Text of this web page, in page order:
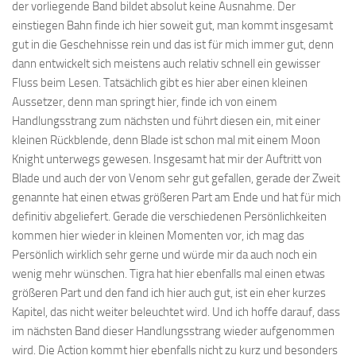
der vorliegende Band bildet absolut keine Ausnahme. Der
einstiegen Bahn finde ich hier soweit gut, man kommt insgesamt
gut in die Geschehnisse rein und das ist für mich immer gut, denn
dann entwickelt sich meistens auch relativ schnell ein gewisser
Fluss beim Lesen. Tatsächlich gibt es hier aber einen kleinen
Aussetzer, denn man springt hier, finde ich von einem
Handlungsstrang zum nächsten und führt diesen ein, mit einer
kleinen Rückblende, denn Blade ist schon mal mit einem Moon
Knight unterwegs gewesen. Insgesamt hat mir der Auftritt von
Blade und auch der von Venom sehr gut gefallen, gerade der Zweit
genannte hat einen etwas größeren Part am Ende und hat für mich
definitiv abgeliefert. Gerade die verschiedenen Persönlichkeiten
kommen hier wieder in kleinen Momenten vor, ich mag das
Persönlich wirklich sehr gerne und würde mir da auch noch ein
wenig mehr wünschen. Tigra hat hier ebenfalls mal einen etwas
größeren Part und den fand ich hier auch gut, ist ein eher kurzes
Kapitel, das nicht weiter beleuchtet wird. Und ich hoffe darauf, dass
im nächsten Band dieser Handlungsstrang wieder aufgenommen
wird. Die Action kommt hier ebenfalls nicht zu kurz und besonders